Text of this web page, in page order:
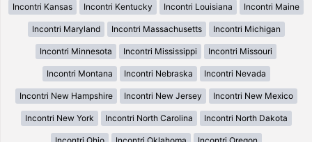
Incontri Kansas Incontri Kentucky Incontri Louisiana Incontri Maine
Incontri Maryland Incontri Massachusetts Incontri Michigan
Incontri Minnesota Incontri Mississippi Incontri Missouri
Incontri Montana Incontri Nebraska Incontri Nevada
Incontri New Hampshire Incontri New Jersey Incontri New Mexico
Incontri New York Incontri North Carolina Incontri North Dakota